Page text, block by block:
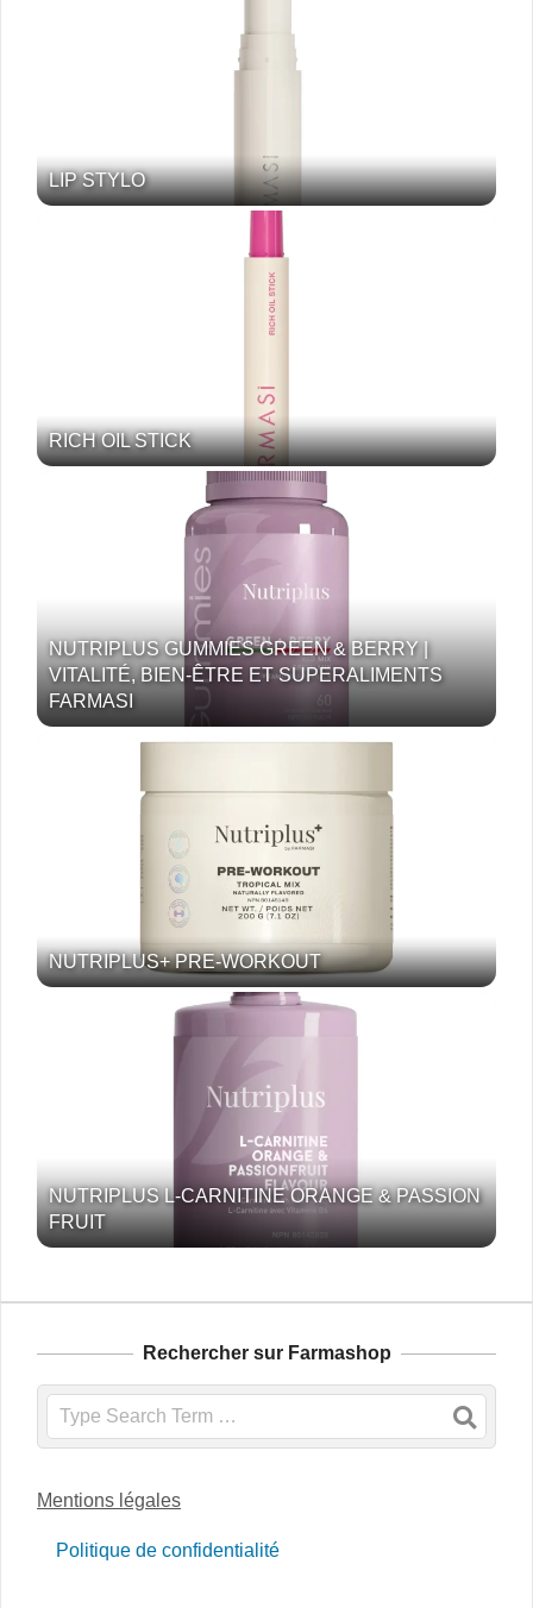
LIP STYLO
RICH OIL STICK
NUTRIPLUS GUMMIES GREEN & BERRY |
VITALITÉ, BIEN-ÊTRE ET SUPERALIMENTS
FARMASI
NUTRIPLUS+ PRE-WORKOUT
NUTRIPLUS L-CARNITINE ORANGE & PASSION
FRUIT
Rechercher sur Farmashop
Search
Mentions légales
Politique de confidentialité